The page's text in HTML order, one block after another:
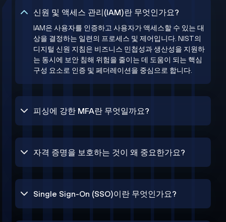
신원 및 액세스 관리(IAM)란 무엇인가요?
IAM은 사용자를 인증하고 사용자가 액세스할 수 있는 대
상을 결정하는 일련의 프로세스 및 제어입니다. NIST의
디지털 신원 지침은 비즈니스 민첩성과 생산성을 지원하
는 동시에 보안 침해 위험을 줄이는 데 도움이 되는 핵심
구성 요소로 인증 및 페더레이션을 중심으로 합니다.
피싱에 강한 MFA란 무엇일까요?
자격 증명을 보호하는 것이 왜 중요한가요?
Single Sign-On (SSO)이란 무엇인가요?